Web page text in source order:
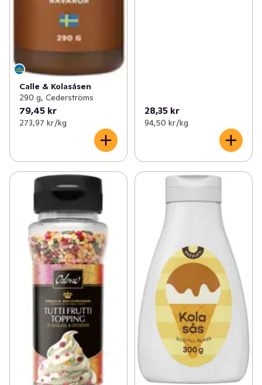
Calle & Kolasåsen
290 g, Cederströms
79,45 kr
273,97 kr /kg
28,35 kr
94,50 kr /kg